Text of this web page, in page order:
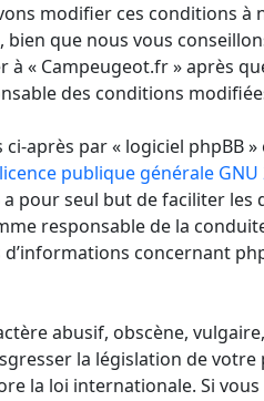
modifier ces conditions à
que nous vous
« Campeugeot.fr » après
des conditions
après par « logiciel phpBB
licence publique générale GNU
pour seul but de faciliter
responsable de la
concernant
abusif, obscène,
la législation de votre
la loi internationale. Si vous